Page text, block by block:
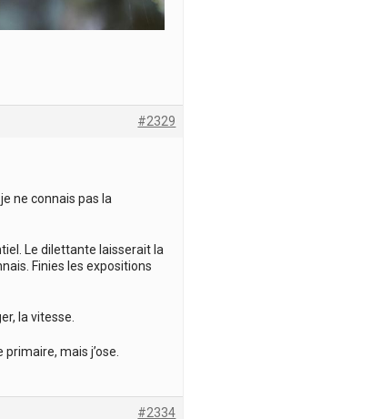
#2329
ne connais pas la
Le dilettante laisserait la
Finies les expositions
la vitesse.
mais j’ose.
#2334